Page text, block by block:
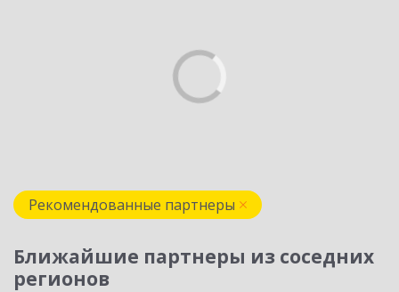
Рекомендованные партнеры
Ближайшие партнеры из соседних
регионов